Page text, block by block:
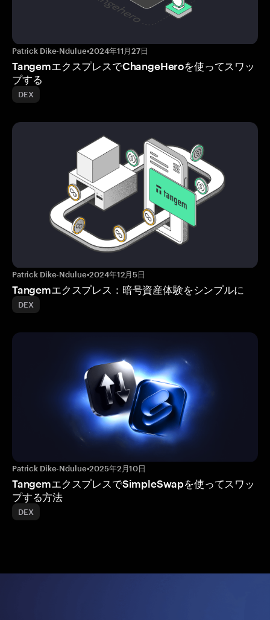
Patrick Dike-Ndulue•2024年11月27日
TangemエクスプレスでChangeHeroを使ってスワッ
プする
DEX
Patrick Dike-Ndulue•2024年12月5日
Tangemエクスプレス：暗号資産体験をシンプルに
DEX
Patrick Dike-Ndulue•2025年2月10日
TangemエクスプレスでSimpleSwapを使ってスワッ
プする方法
DEX